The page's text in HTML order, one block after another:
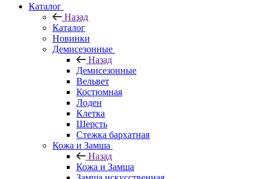
Каталог
Назад
Каталог
Новинки
Демисезонные
Назад
Демисезонные
Вельвет
Костюмная
Лоден
Клетка
Шерсть
Стежка бархатная
Кожа и Замша
Назад
Кожа и Замша